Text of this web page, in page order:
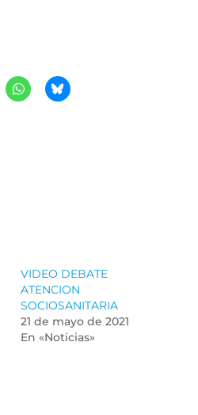
VIDEO DEBATE
ATENCION
SOCIOSANITARIA
21 de mayo de 2021
En «Noticias»